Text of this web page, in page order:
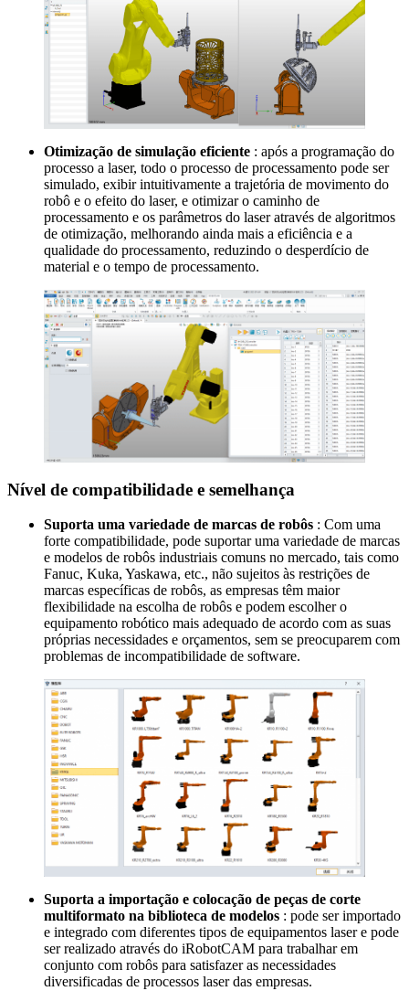
Otimização de simulação eficiente : após a programação do
processo a laser, todo o processo de processamento pode ser
simulado, exibir intuitivamente a trajetória de movimento do
robô e o efeito do laser, e otimizar o caminho de
processamento e os parâmetros do laser através de algoritmos
de otimização, melhorando ainda mais a eficiência e a
qualidade do processamento, reduzindo o desperdício de
material e o tempo de processamento.
Nível de compatibilidade e semelhança
Suporta uma variedade de marcas de robôs : Com uma
forte compatibilidade, pode suportar uma variedade de marcas
e modelos de robôs industriais comuns no mercado, tais como
Fanuc, Kuka, Yaskawa, etc., não sujeitos às restrições de
marcas específicas de robôs, as empresas têm maior
flexibilidade na escolha de robôs e podem escolher o
equipamento robótico mais adequado de acordo com as suas
próprias necessidades e orçamentos, sem se preocuparem com
problemas de incompatibilidade de software.
Suporta a importação e colocação de peças de corte
multiformato na biblioteca de modelos : pode ser importado
e integrado com diferentes tipos de equipamentos laser e pode
ser realizado através do iRobotCAM para trabalhar em
conjunto com robôs para satisfazer as necessidades
diversificadas de processos laser das empresas.